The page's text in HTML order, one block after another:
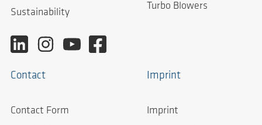
Sustainability
Turbo Blowers
Contact
Contact Form
Imprint
Imprint